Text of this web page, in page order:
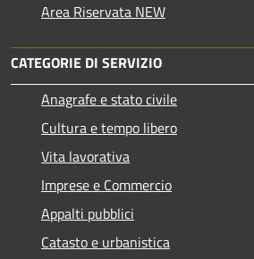
Area Riservata NEW
CATEGORIE DI SERVIZIO
Anagrafe e stato civile
Cultura e tempo libero
Vita lavorativa
Imprese e Commercio
Appalti pubblici
Catasto e urbanistica